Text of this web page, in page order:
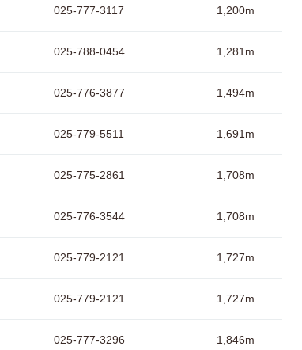
025-777-3117 1,200m
025-788-0454 1,281m
025-776-3877 1,494m
025-779-5511 1,691m
025-775-2861 1,708m
025-776-3544 1,708m
025-779-2121 1,727m
025-779-2121 1,727m
025-777-3296 1,846m